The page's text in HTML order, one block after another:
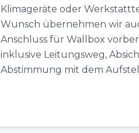
Klimageräte oder
Wunsch übernehmen wir
Anschluss für Wallbox
inklusive Leitungsweg,
Abstimmung mit dem